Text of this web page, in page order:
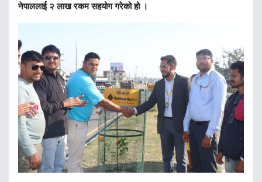
नेपाललाई २ लाख रकम सहयोग गरेको हो ।